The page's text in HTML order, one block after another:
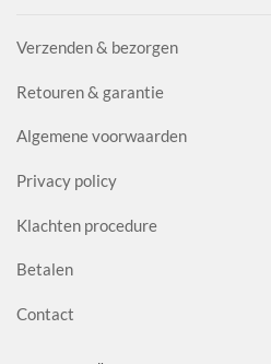
Verzenden & bezorgen
Retouren & garantie
Algemene voorwaarden
Privacy policy
Klachten procedure
Betalen
Contact